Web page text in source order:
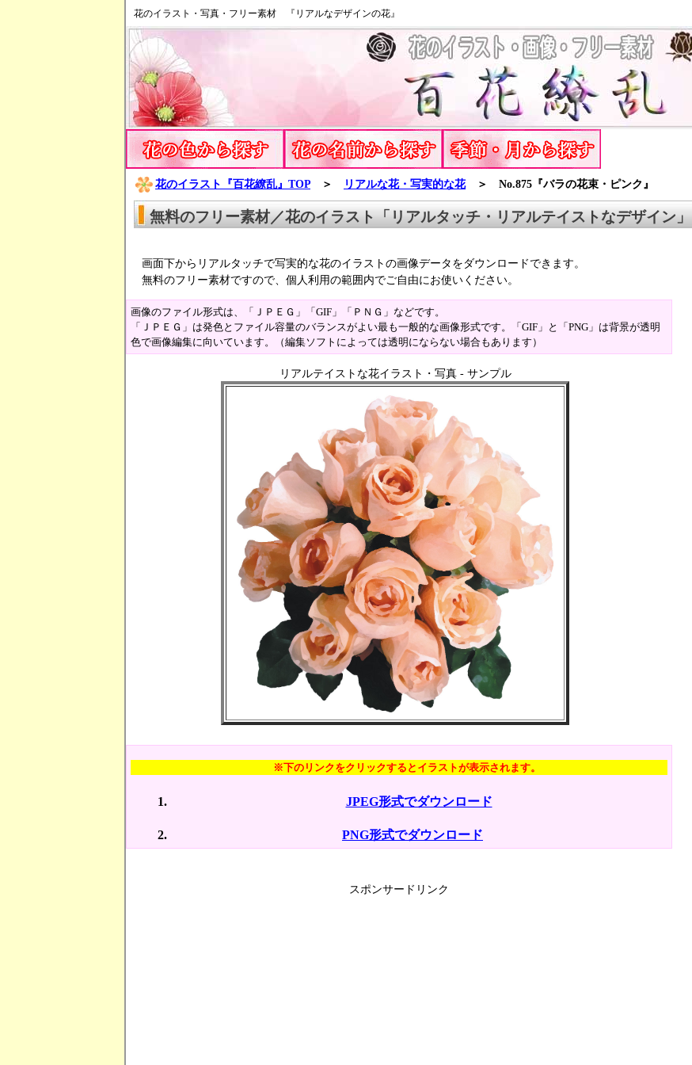
花のイラスト・写真・フリー素材 『リアルなデザインの花』
花のイラスト『百花繚乱』TOP ＞ リアルな花・写実的な花＞ No.875『バラの花束・ピンク』
無料のフリー素材／花のイラスト「リアルタッチ・リアルテイストなデザイン」
画面下からリアルタッチで写実的な花のイラストの画像データをダウンロードできます。
無料のフリー素材ですので、個人利用の範囲内でご自由にお使いください。
画像のファイル形式は、「ＪＰＥＧ」「GIF」「ＰＮＧ」などです。
「ＪＰＥＧ」は発色とファイル容量のバランスがよい最も一般的な画像形式です。「GIF」と「PNG」は背景が透明
色で画像編集に向いています。（編集ソフトによっては透明にならない場合もあります）
リアルテイストな花イラスト・写真 - サンプル
※下のリンクをクリックするとイラストが表示されます。
JPEG形式でダウンロード
PNG形式でダウンロード
スポンサードリンク